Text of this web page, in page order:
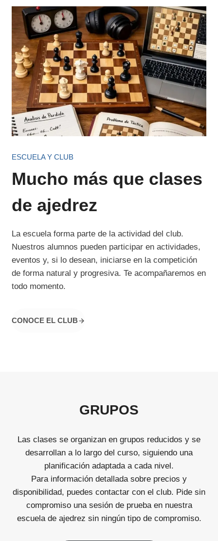
ESCUELA Y CLUB
Mucho más que clases
de ajedrez
La escuela forma parte de la actividad del club.
Nuestros alumnos pueden participar en actividades,
eventos y, si lo desean, iniciarse en la competición
de forma natural y progresiva. Te acompañaremos en
todo momento.
CONOCE EL CLUB
GRUPOS
Las clases se organizan en grupos reducidos y se
desarrollan a lo largo del curso, siguiendo una
planificación adaptada a cada nivel.
Para información detallada sobre precios y
disponibilidad, puedes contactar con el club. Pide sin
compromiso una sesión de prueba en nuestra
escuela de ajedrez sin ningún tipo de compromiso.